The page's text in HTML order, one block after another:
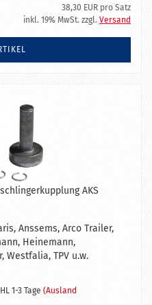
38,30 EUR pro Satz
inkl. 19% MwSt. zzgl. Versand
AKS
Anssems, Arco Trailer,
Heinemann,
Westfalia, TPV u.w.
1-3 Tage (Ausland